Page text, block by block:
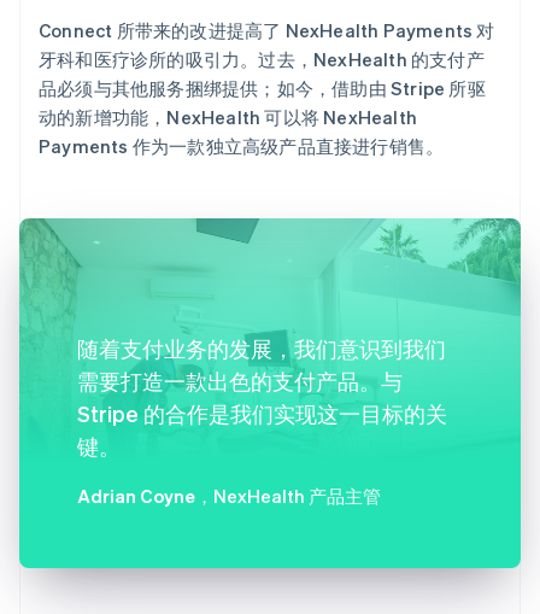
Connect 所带来的改进提高了 NexHealth Payments 对
牙科和医疗诊所的吸引力。过去，NexHealth 的支付产
品必须与其他服务捆绑提供；如今，借助由 Stripe 所驱
动的新增功能，NexHealth 可以将 NexHealth
Payments 作为一款独立高级产品直接进行销售。
随着支付业务的发展，我们意识到我们
需要打造一款出色的支付产品。与
Stripe 的合作是我们实现这一目标的关
键。
Adrian Coyne ，NexHealth 产品主管